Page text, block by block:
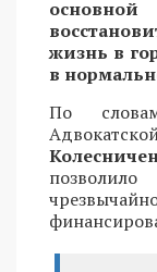
жизнь в
в
По